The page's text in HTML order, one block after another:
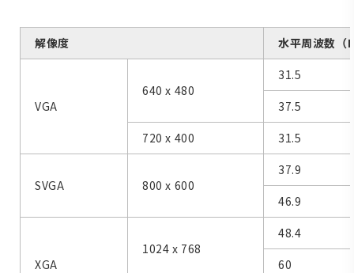
解像度 水平周波数（
VGA
640 x 480
31.5
37.5
720 x 400
31.5
SVGA 800 x 600
37.9
46.9
XGA
1024 x 768
48.4
60